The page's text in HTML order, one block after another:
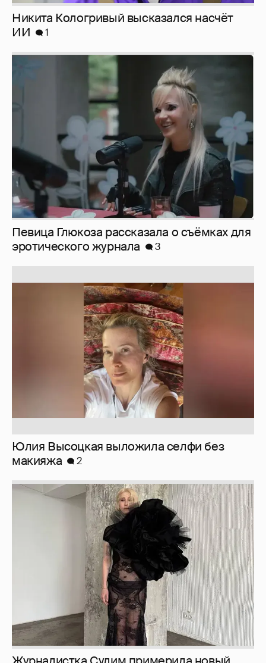
Певица Глюкоза рассказала о съёмках для
эротического журнала
3
Юлия Высоцкая выложила селфи без
Журналистка Сулим примерила новый